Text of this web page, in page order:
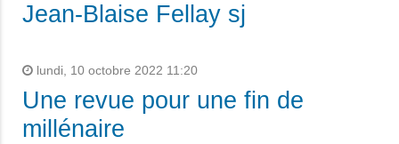
Jean-Blaise Fellay sj
lundi, 10 octobre 2022 11:20
Une revue pour une fin de
millénaire